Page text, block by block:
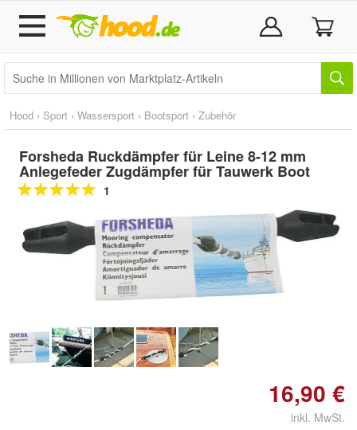
Hood › Sport › Wassersport › Bootsport › Zubehör
Forsheda Ruckdämpfer für Leine 8-12 mm
Anlegefeder Zugdämpfer für Tauwerk Boot
1
16,90 €
inkl. MwSt.